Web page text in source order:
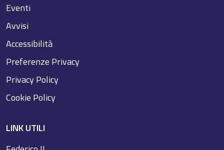
Eventi
Avvisi
Accessibilità
Preferenze Privacy
Privacy Policy
Cookie Policy
LINK UTILI